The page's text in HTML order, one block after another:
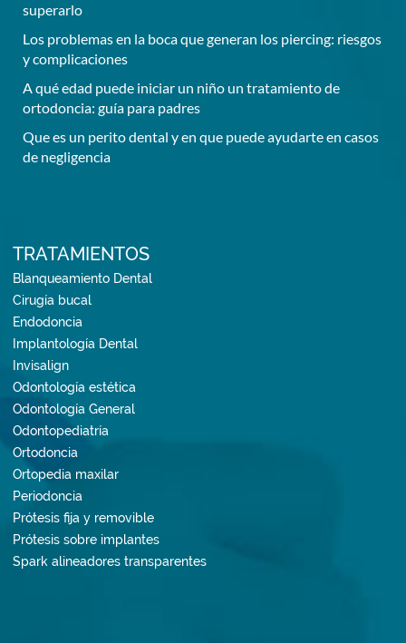
superarlo
Los problemas en la boca que generan los piercing: riesgos
y complicaciones
A qué edad puede iniciar un niño un tratamiento de
ortodoncia: guía para padres
Que es un perito dental y en que puede ayudarte en casos
de negligencia
TRATAMIENTOS
Blanqueamiento Dental
Cirugía bucal
Endodoncia
Implantología Dental
Invisalign
Odontología estética
Odontología General
Odontopediatría
Ortodoncia
Ortopedia maxilar
Periodoncia
Prótesis fija y removible
Prótesis sobre implantes
Spark alineadores transparentes